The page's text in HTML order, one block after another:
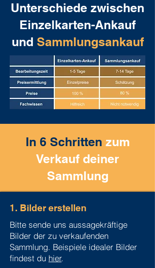
Unterschiede zwischen
Einzelkarten-Ankauf
und Sammlungsankauf
In 6 Schritten zum
Verkauf deiner
Sammlung
1. Bilder erstellen
Bitte sende uns aussagekräftige
Bilder der zu verkaufenden
Sammlung. Beispiele idealer Bilder
findest du hier.